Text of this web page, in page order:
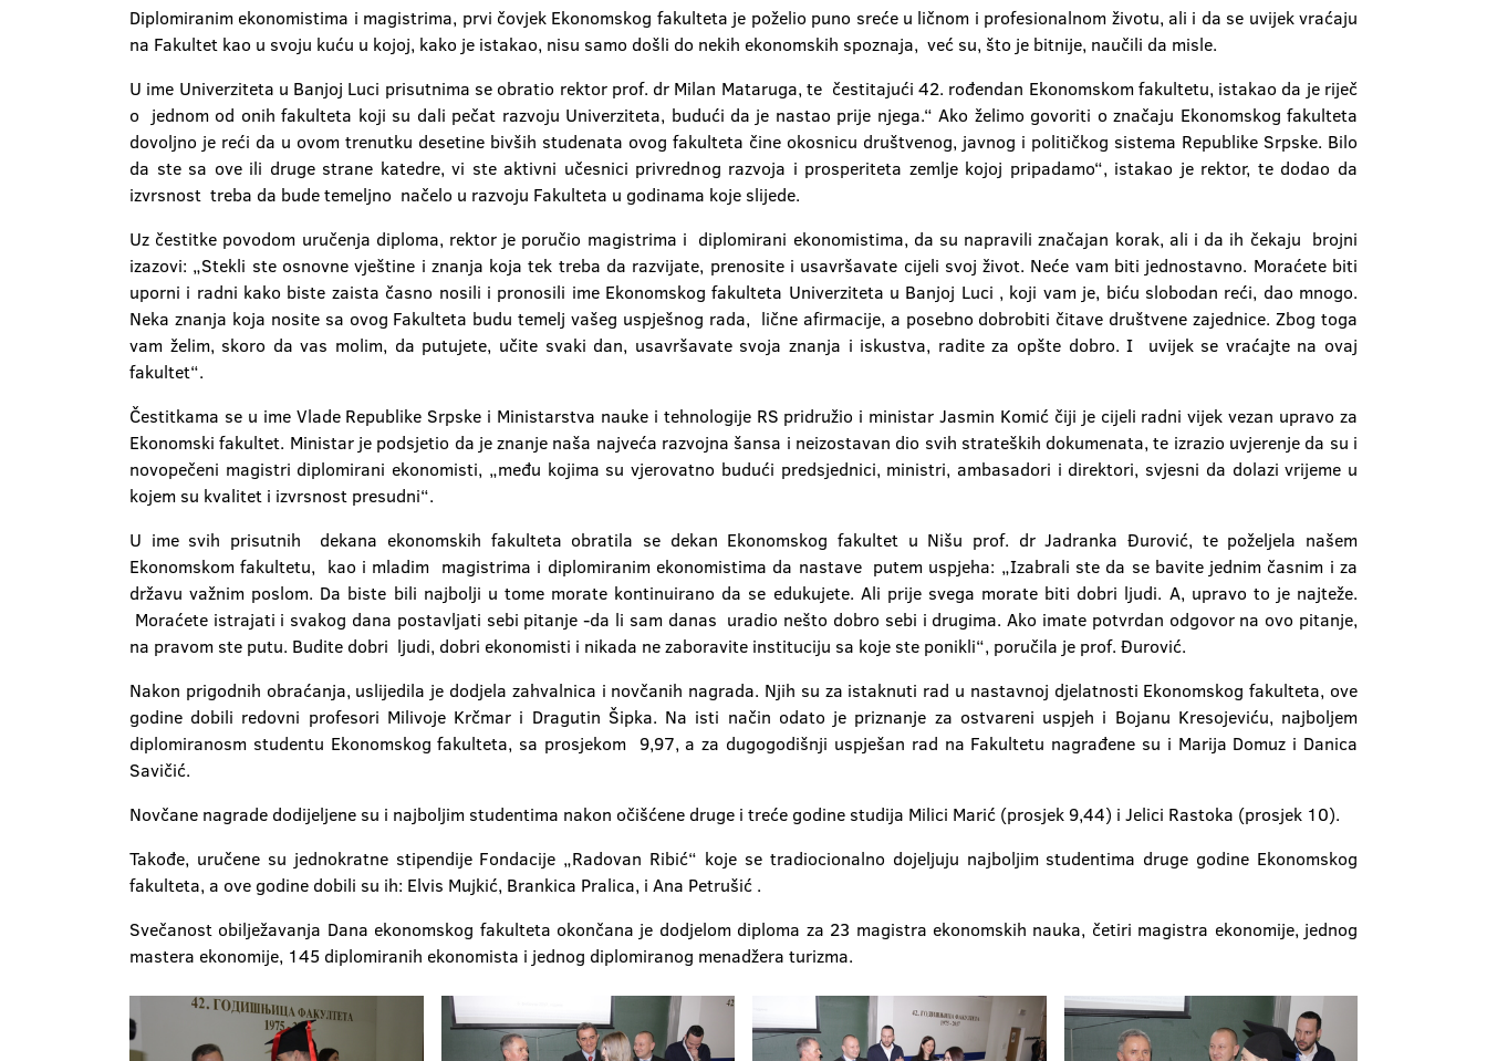
Diplomiranim ekonomistima i magistrima, prvi čovjek Ekonomskog fakulteta je poželio puno sreće u ličnom i profesionalnom životu, ali i da se uvijek vraćaju
na Fakultet kao u svoju kuću u kojoj, kako je istakao, nisu samo došli do nekih ekonomskih spoznaja, već su, što je bitnije, naučili da misle.
U ime Univerziteta u Banjoj Luci prisutnima se obratio rektor prof. dr Milan Mataruga, te čestitajući 42. rođendan Ekonomskom fakultetu, istakao da je riječ
o jednom od onih fakulteta koji su dali pečat razvoju Univerziteta, budući da je nastao prije njega.“ Ako želimo govoriti o značaju Ekonomskog fakulteta
dovoljno je reći da u ovom trenutku desetine bivših studenata ovog fakulteta čine okosnicu društvenog, javnog i političkog sistema Republike Srpske. Bilo
da ste sa ove ili druge strane katedre, vi ste aktivni učesnici privrednog razvoja i prosperiteta zemlje kojoj pripadamo“, istakao je rektor, te dodao da
izvrsnost treba da bude temeljno načelo u razvoju Fakulteta u godinama koje slijede.
Uz čestitke povodom uručenja diploma, rektor je poručio magistrima i diplomirani ekonomistima, da su napravili značajan korak, ali i da ih čekaju brojni
izazovi: „Stekli ste osnovne vještine i znanja koja tek treba da razvijate, prenosite i usavršavate cijeli svoj život. Neće vam biti jednostavno. Moraćete biti
uporni i radni kako biste zaista časno nosili i pronosili ime Ekonomskog fakulteta Univerziteta u Banjoj Luci , koji vam je, biću slobodan reći, dao mnogo.
Neka znanja koja nosite sa ovog Fakulteta budu temelj vašeg uspješnog rada, lične afirmacije, a posebno dobrobiti čitave društvene zajednice. Zbog toga
vam želim, skoro da vas molim, da putujete, učite svaki dan, usavršavate svoja znanja i iskustva, radite za opšte dobro. I uvijek se vraćajte na ovaj
fakultet“.
Čestitkama se u ime Vlade Republike Srpske i Ministarstva nauke i tehnologije RS pridružio i ministar Jasmin Komić čiji je cijeli radni vijek vezan upravo za
Ekonomski fakultet. Ministar je podsjetio da je znanje naša najveća razvojna šansa i neizostavan dio svih strateških dokumenata, te izrazio uvjerenje da su i
novopečeni magistri diplomirani ekonomisti, „među kojima su vjerovatno budući predsjednici, ministri, ambasadori i direktori, svjesni da dolazi vrijeme u
kojem su kvalitet i izvrsnost presudni“.
U ime svih prisutnih dekana ekonomskih fakulteta obratila se dekan Ekonomskog fakultet u Nišu prof. dr Jadranka Đurović, te poželjela našem
Ekonomskom fakultetu, kao i mladim magistrima i diplomiranim ekonomistima da nastave putem uspjeha: „Izabrali ste da se bavite jednim časnim i za
državu važnim poslom. Da biste bili najbolji u tome morate kontinuirano da se edukujete. Ali prije svega morate biti dobri ljudi. A, upravo to je najteže.
Moraćete istrajati i svakog dana postavljati sebi pitanje -da li sam danas uradio nešto dobro sebi i drugima. Ako imate potvrdan odgovor na ovo pitanje,
na pravom ste putu. Budite dobri ljudi, dobri ekonomisti i nikada ne zaboravite instituciju sa koje ste ponikli“, poručila je prof. Đurović.
Nakon prigodnih obraćanja, uslijedila je dodjela zahvalnica i novčanih nagrada. Njih su za istaknuti rad u nastavnoj djelatnosti Ekonomskog fakulteta, ove
godine dobili redovni profesori Milivoje Krčmar i Dragutin Šipka. Na isti način odato je priznanje za ostvareni uspjeh i Bojanu Kresojeviću, najboljem
diplomiranosm studentu Ekonomskog fakulteta, sa prosjekom 9,97, a za dugogodišnji uspješan rad na Fakultetu nagrađene su i Marija Domuz i Danica
Savičić.
Novčane nagrade dodijeljene su i najboljim studentima nakon očišćene druge i treće godine studija Milici Marić (prosjek 9,44) i Jelici Rastoka (prosjek 10).
Takođe, uručene su jednokratne stipendije Fondacije „Radovan Ribić“ koje se tradiocionalno dojeljuju najboljim studentima druge godine Ekonomskog
fakulteta, a ove godine dobili su ih: Elvis Mujkić, Brankica Pralica, i Ana Petrušić .
Svečanost obilježavanja Dana ekonomskog fakulteta okončana je dodjelom diploma za 23 magistra ekonomskih nauka, četiri magistra ekonomije, jednog
mastera ekonomije, 145 diplomiranih ekonomista i jednog diplomiranog menadžera turizma.